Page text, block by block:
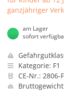
ganzjähriger
am Lager
sofort
Kategorie: F1
CE-Nr.: 2806-